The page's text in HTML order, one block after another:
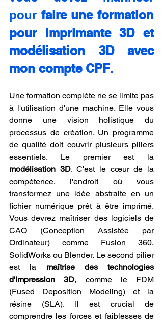
pour faire une formation
pour imprimante 3D et
modélisation 3D avec
mon compte CPF.
Une formation complète ne se limite pas
à l'utilisation d'une machine. Elle vous
donne une vision holistique du
processus de création. Un programme
de qualité doit couvrir plusieurs piliers
modélisation 3D. C'est le cœur de la
compétence, l'endroit où vous
transformez une idée abstraite en un
fichier numérique prêt à être imprimé.
Vous devrez maîtriser des logiciels de
CAO (Conception Assistée par
Ordinateur) comme Fusion 360,
SolidWorks ou Blender. Le second pilier
est la maîtrise des technologies
d'impression 3D, comme le FDM
(Fused Deposition Modeling) et la
résine (SLA). Il est crucial de
comprendre les forces et faiblesses de